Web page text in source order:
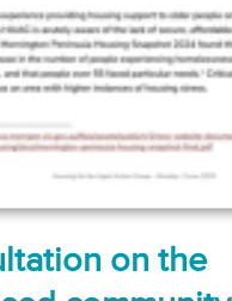
on the